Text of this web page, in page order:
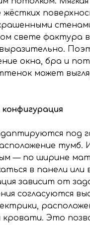
свете фактура
окна, бра и
может
под
тумб.
— по ширине
в панели или
зависит от
согласуются
Это